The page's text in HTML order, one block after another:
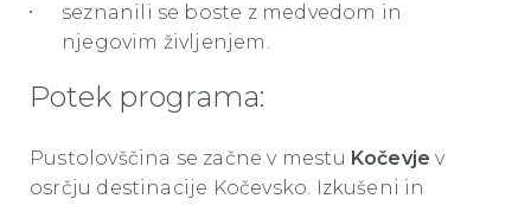
seznanili se boste z medvedom in
njegovim življenjem.
Potek programa:
Pustolovščina se začne v mestu Kočevje v
osrčju destinacije Kočevsko. Izkušeni in